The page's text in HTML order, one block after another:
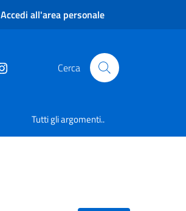
Accedi all'area personale
Cerca
Tutti gli argomenti..